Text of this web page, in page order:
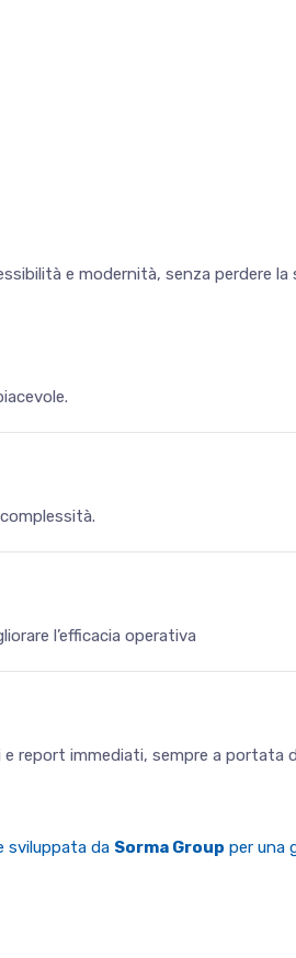
e modernità, senza perdere la
l’efficacia operativa
report immediati, sempre a portata
sviluppata da Sorma Group per una